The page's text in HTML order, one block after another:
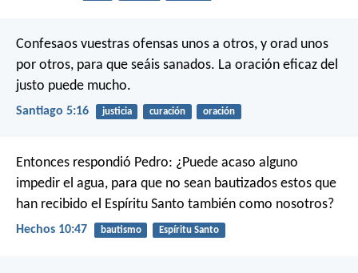
Confesaos vuestras ofensas unos a otros, y orad unos
por otros, para que seáis sanados. La oración eficaz del
justo puede mucho.
Santiago 5:16 justicia curación oración
Entonces respondió Pedro: ¿Puede acaso alguno
impedir el agua, para que no sean bautizados estos que
han recibido el Espíritu Santo también como nosotros?
Hechos 10:47 bautismo Espíritu Santo